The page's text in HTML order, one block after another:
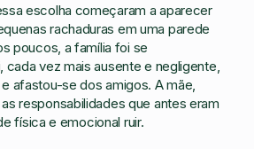
escolha começaram a aparecer
rachaduras em uma parede
poucos, a família foi se
vez mais ausente e negligente,
afastou-se dos amigos. A mãe,
responsabilidades que antes eram
física e emocional ruir.